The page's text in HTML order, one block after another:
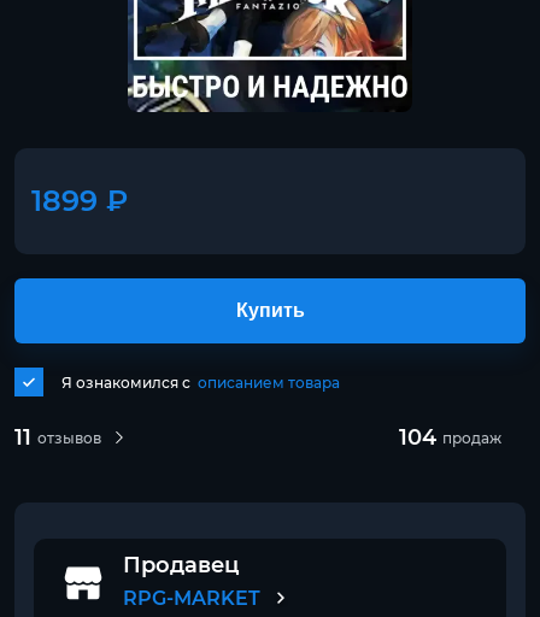
1899 ₽
11 отзывов 104 продаж
Я ознакомился с описанием товара
Купить
Продавец
RPG-MARKET